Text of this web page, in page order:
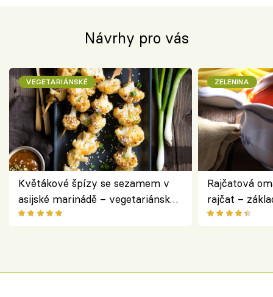
Návrhy pro vás
VEGETARIÁNSKÉ
Květákové špízy se sezamem v
asijské marinádě – vegetariánská
chuťovka z grilu
ZELENINA
Rajčatová
rajčat –